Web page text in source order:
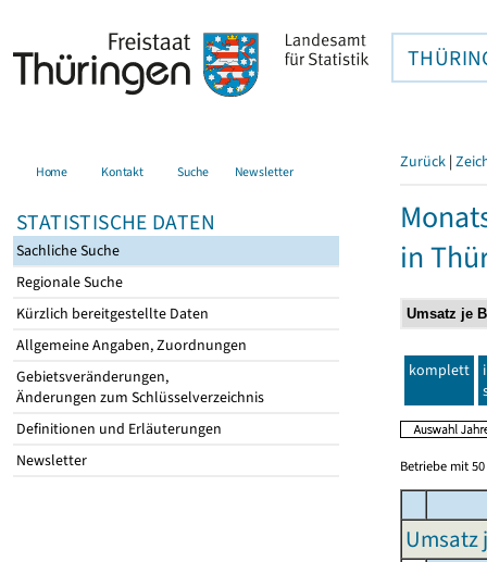
Home Kontakt Suche Newsletter
STATISTISCHE DATEN
Sachliche Suche
Regionale Suche
Kürzlich bereitgestellte Daten
Allgemeine Angaben, Zuordnungen
Gebietsveränderungen,
Änderungen zum Schlüsselverzeichnis
Definitionen und Erläuterungen
Newsletter
Zurück |
in
komplett
Betriebe mit
Umsatz